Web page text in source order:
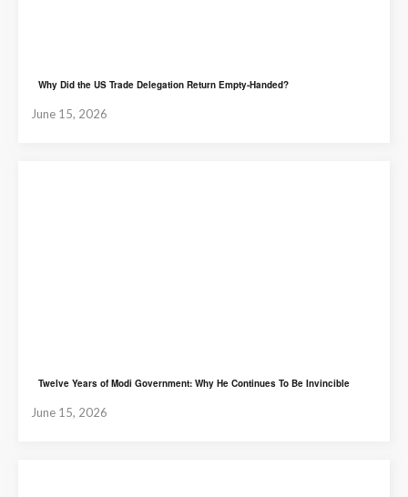
Why Did the US Trade Delegation Return Empty-Handed?
June 15, 2026
Twelve Years of Modi Government: Why He Continues To Be Invincible
June 15, 2026